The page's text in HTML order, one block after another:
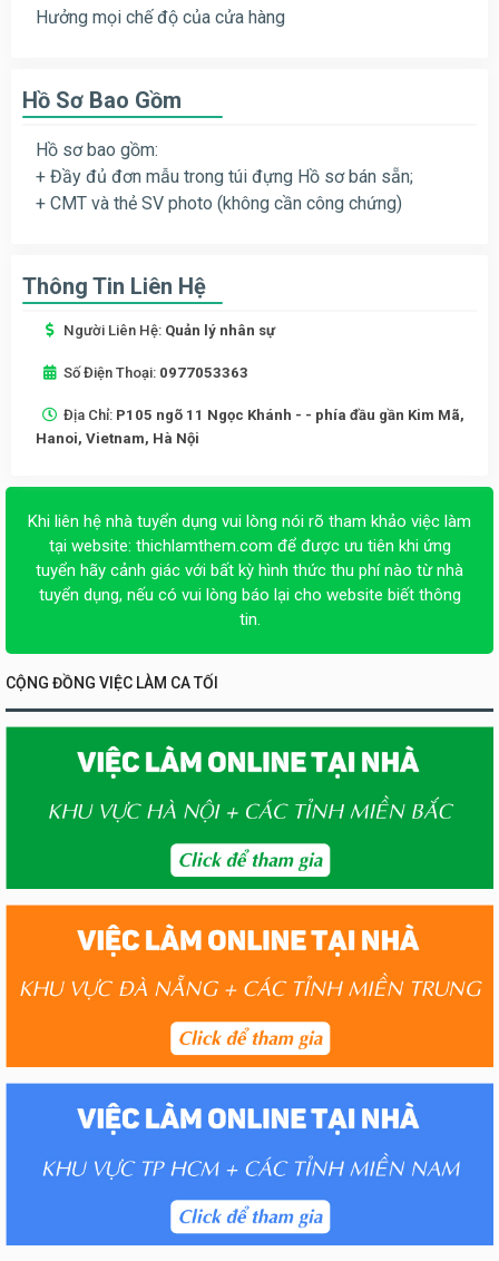
Hưởng mọi chế độ của cửa hàng
Hồ Sơ Bao Gồm
Hồ sơ bao gồm:
+ Đầy đủ đơn mẫu trong túi đựng Hồ sơ bán sẵn;
+ CMT và thẻ SV photo (không cần công chứng)
Thông Tin Liên Hệ
Người Liên Hệ: Quản lý nhân sự
Số Điện Thoại: 0977053363
Địa Chỉ: P105 ngõ 11 Ngọc Khánh - - phía đầu gần Kim Mã,
Hanoi, Vietnam, Hà Nội
Khi liên hệ nhà tuyển dụng vui lòng nói rõ tham khảo việc làm
tại website: thichlamthem.com để được ưu tiên khi ứng
tuyển hãy cảnh giác với bất kỳ hình thức thu phí nào từ nhà
tuyển dụng, nếu có vui lòng báo lại cho website biết thông
tin.
CỘNG ĐỒNG VIỆC LÀM CA TỐI